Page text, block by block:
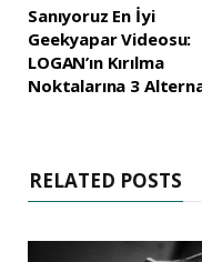
Sanıyoruz En İyi
Geekyapar Videosu:
LOGAN’ın Kırılma
Noktalarına 3
RELATED POSTS